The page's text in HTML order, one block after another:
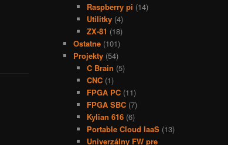
Raspberry pi (14)
Utilitky(4)
ZX-81 (18)
Ostatne (101)
Projekty (54)
C Brain (5)
CNC(1)
FPGA PC(11)
FPGA SBC(7)
Kylian 616(6)
Portable Cloud IaaS(13)
Univerzálny FW pre